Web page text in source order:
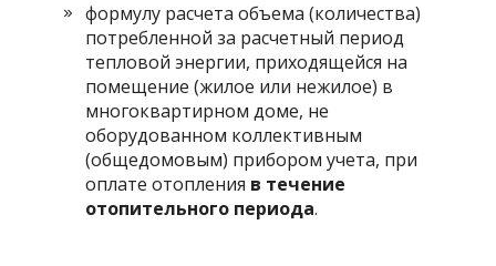
формулу расчета объема (количества)
потребленной за расчетный период
тепловой энергии, приходящейся на
помещение (жилое или нежилое) в
многоквартирном доме, не
оборудованном коллективным
(общедомовым) прибором учета, при
оплате отопления в течение
отопительного периода.